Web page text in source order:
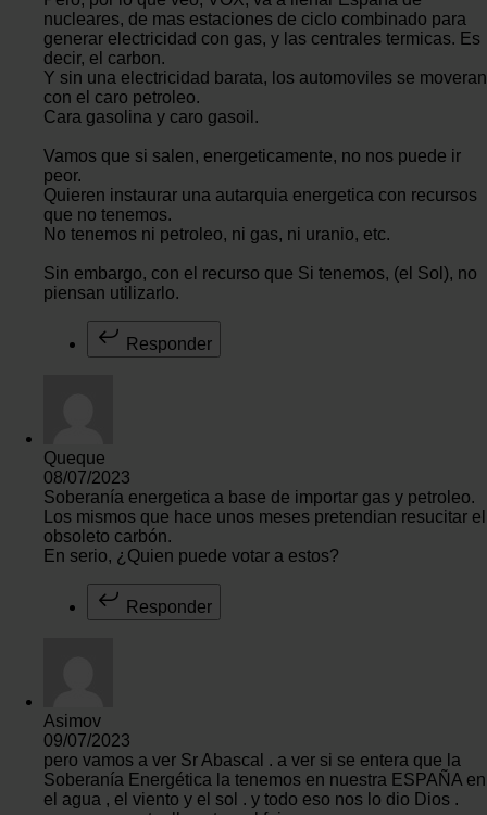
nucleares, de mas estaciones de ciclo combinado para
generar electricidad con gas, y las centrales termicas. Es
decir, el carbon.
Y sin una electricidad barata, los automoviles se moveran
con el caro petroleo.
Cara gasolina y caro gasoil.
Vamos que si salen, energeticamente, no nos puede ir
peor.
Quieren instaurar una autarquia energetica con recursos
que no tenemos.
No tenemos ni petroleo, ni gas, ni uranio, etc.
Sin embargo, con el recurso que Si tenemos, (el Sol), no
piensan utilizarlo.
Responder
Queque
08/07/2023
Soberanía energetica a base de importar gas y petroleo.
Los mismos que hace unos meses pretendian resucitar el
obsoleto carbón.
En serio, ¿Quien puede votar a estos?
Responder
Asimov
09/07/2023
pero vamos a ver Sr Abascal . a ver si se entera que la
Soberanía Energética la tenemos en nuestra ESPAÑA en
el agua , el viento y el sol . y todo eso nos lo dio Dios .